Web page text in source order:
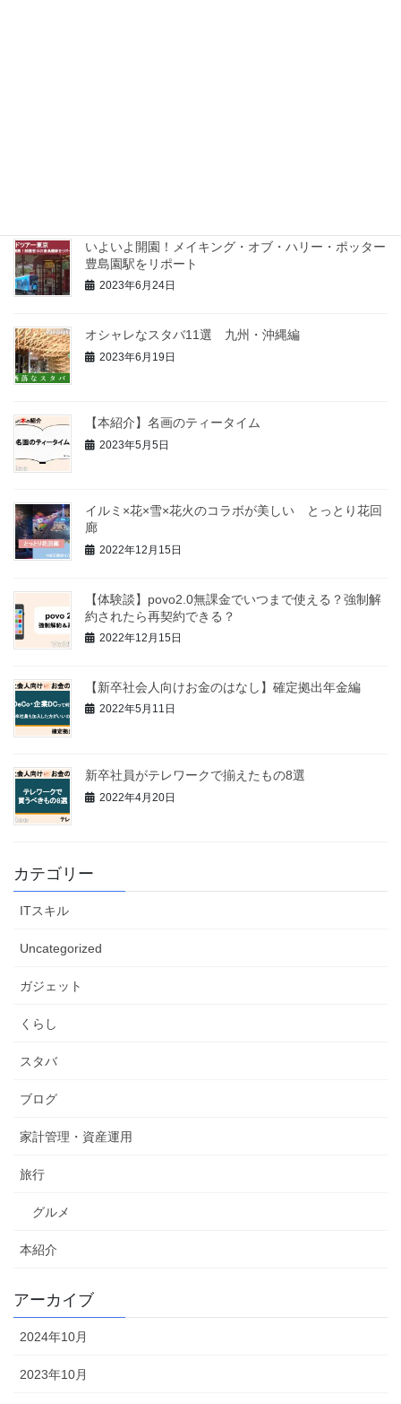
いよいよ開園！メイキング・オブ・ハリー・ポッター
豊島園駅をリポート
2023年6月24日
オシャレなスタバ11選 九州・沖縄編
2023年6月19日
【本紹介】名画のティータイム
2023年5月5日
イルミ×花×雪×花火のコラボが美しい とっとり花回
廊
2022年12月15日
【体験談】povo2.0無課金でいつまで使える？強制解
約されたら再契約できる？
2022年12月15日
【新卒社会人向けお金のはなし】確定拠出年金編
2022年5月11日
新卒社員がテレワークで揃えたもの8選
2022年4月20日
カテゴリー
ITスキル
Uncategorized
ガジェット
くらし
スタバ
ブログ
家計管理・資産運用
旅行
グルメ
本紹介
アーカイブ
2024年10月
2023年10月